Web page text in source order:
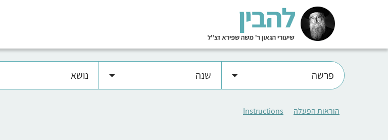
פרשה שנה נושא
הוראות הפעלה Instructions